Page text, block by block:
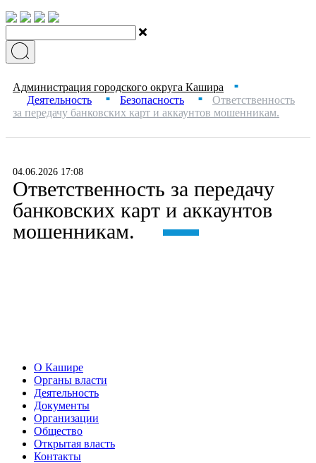
Администрация городского округа Кашира ■
Деятельность ■ Безопасность ■
Ответственность
за передачу банковских карт и аккаунтов мошенникам.
04.06.2026 17:08
Ответственность за передачу
банковских карт и аккаунтов
мошенникам.
О Кашире
Органы власти
Деятельность
Документы
Организации
Общество
Открытая власть
Контакты